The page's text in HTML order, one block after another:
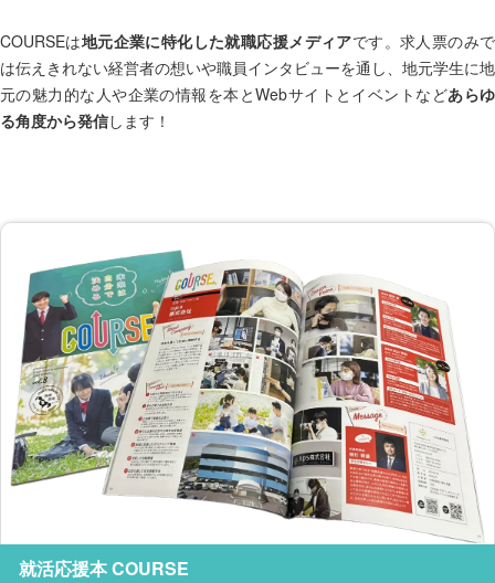
COURSEは地元企業に特化した就職応援メディアです。求人票のみで
は伝えきれない経営者の想いや職員インタビューを通し、地元学生に地
元の魅力的な人や企業の情報を本とWebサイトとイベントなどあらゆ
る角度から発信します！
就活応援本 COURSE